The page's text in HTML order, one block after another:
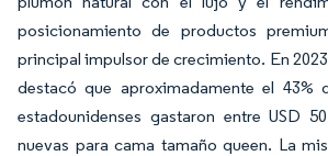
posicionamiento de productos
principal impulsor de crecimiento. En
destacó que aproximadamente el 43%
estadounidenses gastaron entre USD
nuevas para cama tamaño queen. La